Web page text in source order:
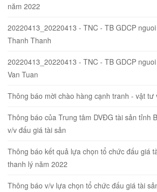
năm 2022
20220413_20220413 - TNC - TB GDCP
Thanh Thanh
20220413_20220413 - TNC - TB GDCP
Van Tuan
Thông báo mời chào hàng cạnh tranh - vật tư
Thông báo của Trung tâm DVĐG tài sản tỉnh
v/v đấu giá tài sản
Thông báo kết quả lựa chọn tổ chức đấu giá
thanh lý năm 2022
Thông báo v/v lựa chọn tổ chức đấu giá tài